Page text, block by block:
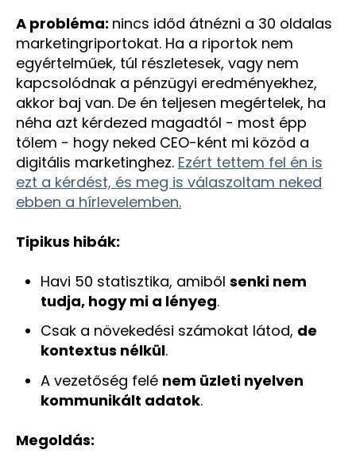
A probléma: nincs időd átnézni a 30 oldalas
marketingriportokat. Ha a riportok nem
egyértelműek, túl részletesek, vagy nem
kapcsolódnak a pénzügyi eredményekhez,
akkor baj van. De én teljesen megértelek, ha
néha azt kérdezed magadtól - most épp
tőlem - hogy neked CEO-ként mi közöd a
digitális marketinghez. Ezért tettem fel én is
ezt a kérdést, és meg is válaszoltam neked
ebben a hírlevelemben.
Tipikus hibák:
Havi 50 statisztika, amiből senki nem
tudja, hogy mi a lényeg.
Csak a növekedési számokat látod, de
kontextus nélkül.
A vezetőség felé nem üzleti nyelven
kommunikált adatok.
Megoldás: